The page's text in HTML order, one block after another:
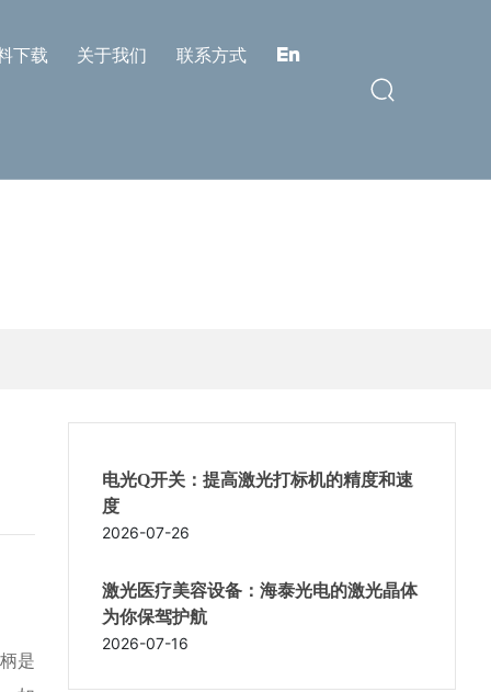
下载 关于我们 联系方式 En
是
电光Q开关：提高激光打标机的精度和速
度
2026-07-26
激光医疗美容设备：海泰光电的激光晶体
为你保驾护航
2026-07-16